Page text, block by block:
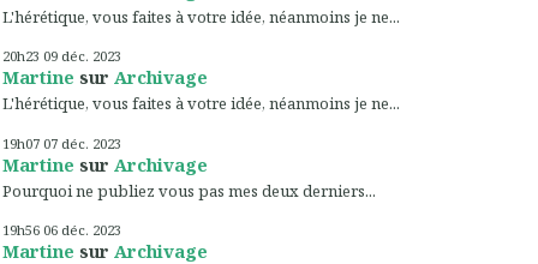
L'hérétique, vous faites à votre idée, néanmoins je ne...
20h23 09 déc. 2023
Martine sur Archivage
L'hérétique, vous faites à votre idée, néanmoins je ne...
19h07 07 déc. 2023
Martine sur Archivage
Pourquoi ne publiez vous pas mes deux derniers...
19h56 06 déc. 2023
Martine sur Archivage